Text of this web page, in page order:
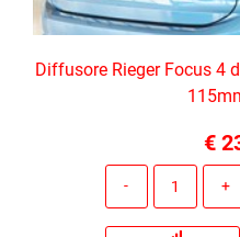
Diffusore Rieger Focus 4
€